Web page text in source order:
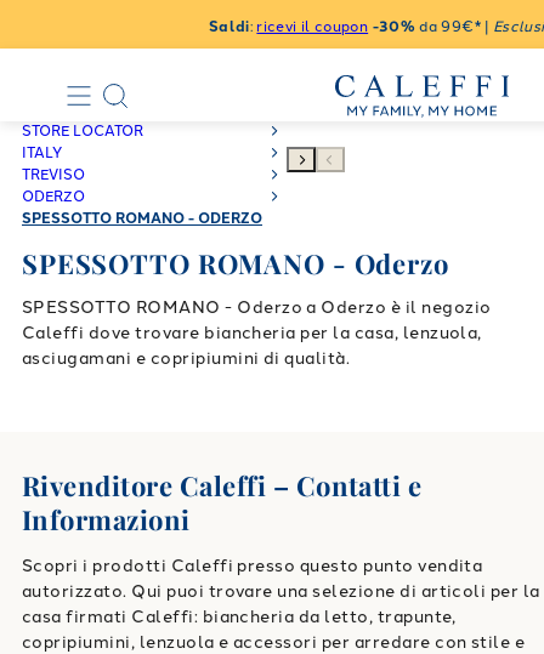
Saldi: ricevi il coupon -30%da 99€* |
STORE LOCATOR
ITALY
TREVISO
ODERZO
SPESSOTTO ROMANO - ODERZO
SPESSOTTO ROMANO - Oderzo
SPESSOTTO ROMANO - Oderzo a Oderzo è il negozio
Caleffi dove trovare biancheria per la casa, lenzuola,
asciugamani e copripiumini di qualità.
Rivenditore Caleffi – Contatti e
Informazioni
Scopri i prodotti Caleffi presso questo punto vendita
autorizzato. Qui puoi trovare una selezione di articoli per la
casa firmati Caleffi: biancheria da letto, trapunte,
copripiumini, lenzuola e accessori per arredare con stile e